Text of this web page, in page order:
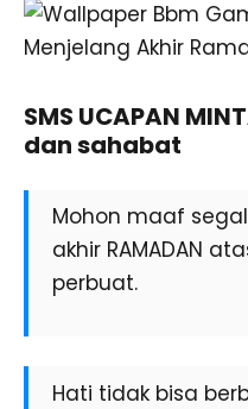
SMS UCAPAN
dan sahabat
Mohon maaf
akhir RAMADAN
perbuat.
Hati tidak bisa